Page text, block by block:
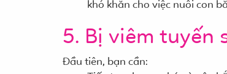
khó khăn cho việc nuôi con
5. Bị viêm tuyến
Đầu tiên, bạn cần: